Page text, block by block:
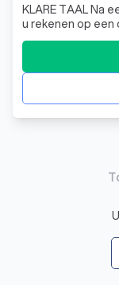
KLARE TAAL Na een grondige analyse van uw dossier mag
u rekenen op
inschatting van
staat en hebt u
wij u waar het kan
misschien